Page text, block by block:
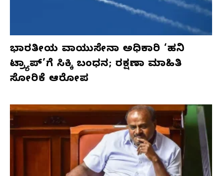
ಭಾರತೀಯ ವಾಯುಸೇನಾ ಅಧಿಕಾರಿ ‘ಹನಿ
ಟ್ರ್ಯಾಪ್’ಗೆ ಸಿಕ್ಕಿ ಬಂಧನ; ರಕ್ಷಣಾ ಮಾಹಿತಿ
ಸೋರಿಕೆ ಆರೋಪ